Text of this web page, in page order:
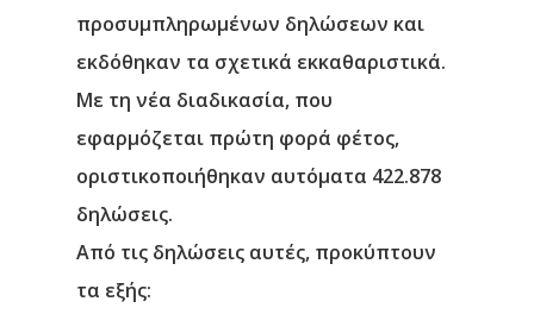
προσυμπληρωμένων δηλώσεων και
εκδόθηκαν τα σχετικά εκκαθαριστικά.
Με τη νέα διαδικασία, που
εφαρμόζεται πρώτη φορά φέτος,
οριστικοποιήθηκαν αυτόματα 422.878
δηλώσεις.
Από τις δηλώσεις αυτές, προκύπτουν
τα εξής: